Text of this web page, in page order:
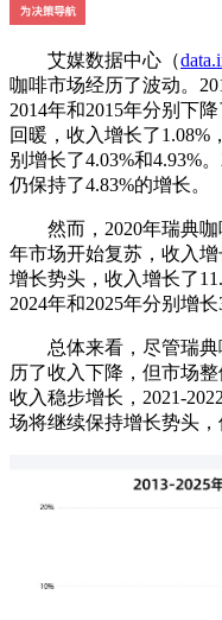
艾媒数据中心（
咖啡市场经历了波动。
2014年和2015年分别下
回暖，收入增长了1.08%
别增长了4.03%和4.93%
仍保持了4.83%的增长。
然而，2020年瑞典咖
年市场开始复苏，收入
增长势头，收入增长了
2024年和2025年分别增长
总体来看，尽管瑞典
历了收入下降，但市场
收入稳步增长，2021-
场将继续保持增长势头，